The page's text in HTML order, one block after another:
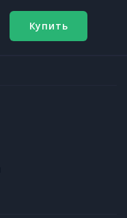
Купить